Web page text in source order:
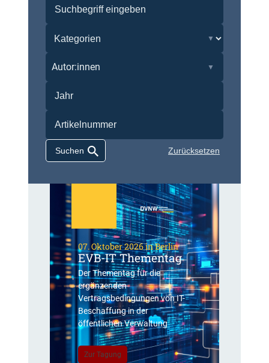
Autor:innen
Zurücksetzen
07. Oktober 2026 in Berlin
EVB-IT Thementag
Der Thementag für die
ergänzenden
Vertragsbedingungen von IT-
Beschaffung in der
öffentlichen Verwaltung
Zur Tagung